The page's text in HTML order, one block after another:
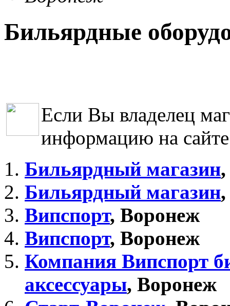
Бильярдные
Если Вы владелец
информацию на
Бильярдный магазин
Бильярдный магазин
Випспорт, Воронеж
Випспорт, Воронеж
Компания Випспорт
аксессуары, Воронеж